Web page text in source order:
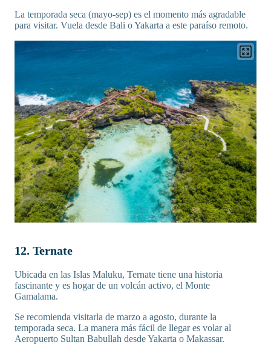
La temporada seca (mayo-sep) es el momento más agradable
para visitar. Vuela desde Bali o Yakarta a este paraíso remoto.
12. Ternate
Ubicada en las Islas Maluku, Ternate tiene una historia
fascinante y es hogar de un volcán activo, el Monte
Gamalama.
Se recomienda visitarla de marzo a agosto, durante la
temporada seca. La manera más fácil de llegar es volar al
Aeropuerto Sultan Babullah desde Yakarta o Makassar.